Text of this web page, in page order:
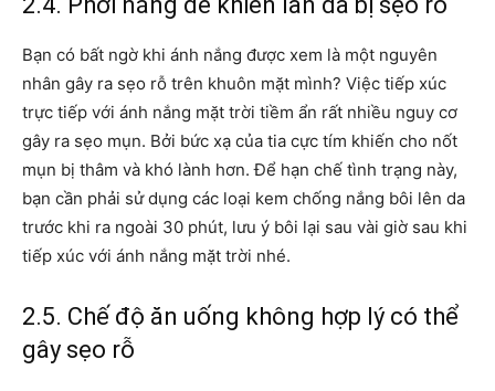
Bạn có bất ngờ khi ánh nắng được xem là một nguyên
nhân gây ra sẹo rỗ trên khuôn mặt mình? Việc tiếp xúc
trực tiếp với ánh nắng mặt trời tiềm ẩn rất nhiều nguy cơ
gây ra sẹo mụn. Bởi bức xạ của tia cực tím khiến cho nốt
mụn bị thâm và khó lành hơn. Để hạn chế tình trạng này,
bạn cần phải sử dụng các loại kem chống nắng bôi lên da
trước khi ra ngoài 30 phút, lưu ý bôi lại sau vài giờ sau khi
tiếp xúc với ánh nắng mặt trời nhé.
2.5. Chế độ ăn uống không hợp lý có thể
gây sẹo rỗ